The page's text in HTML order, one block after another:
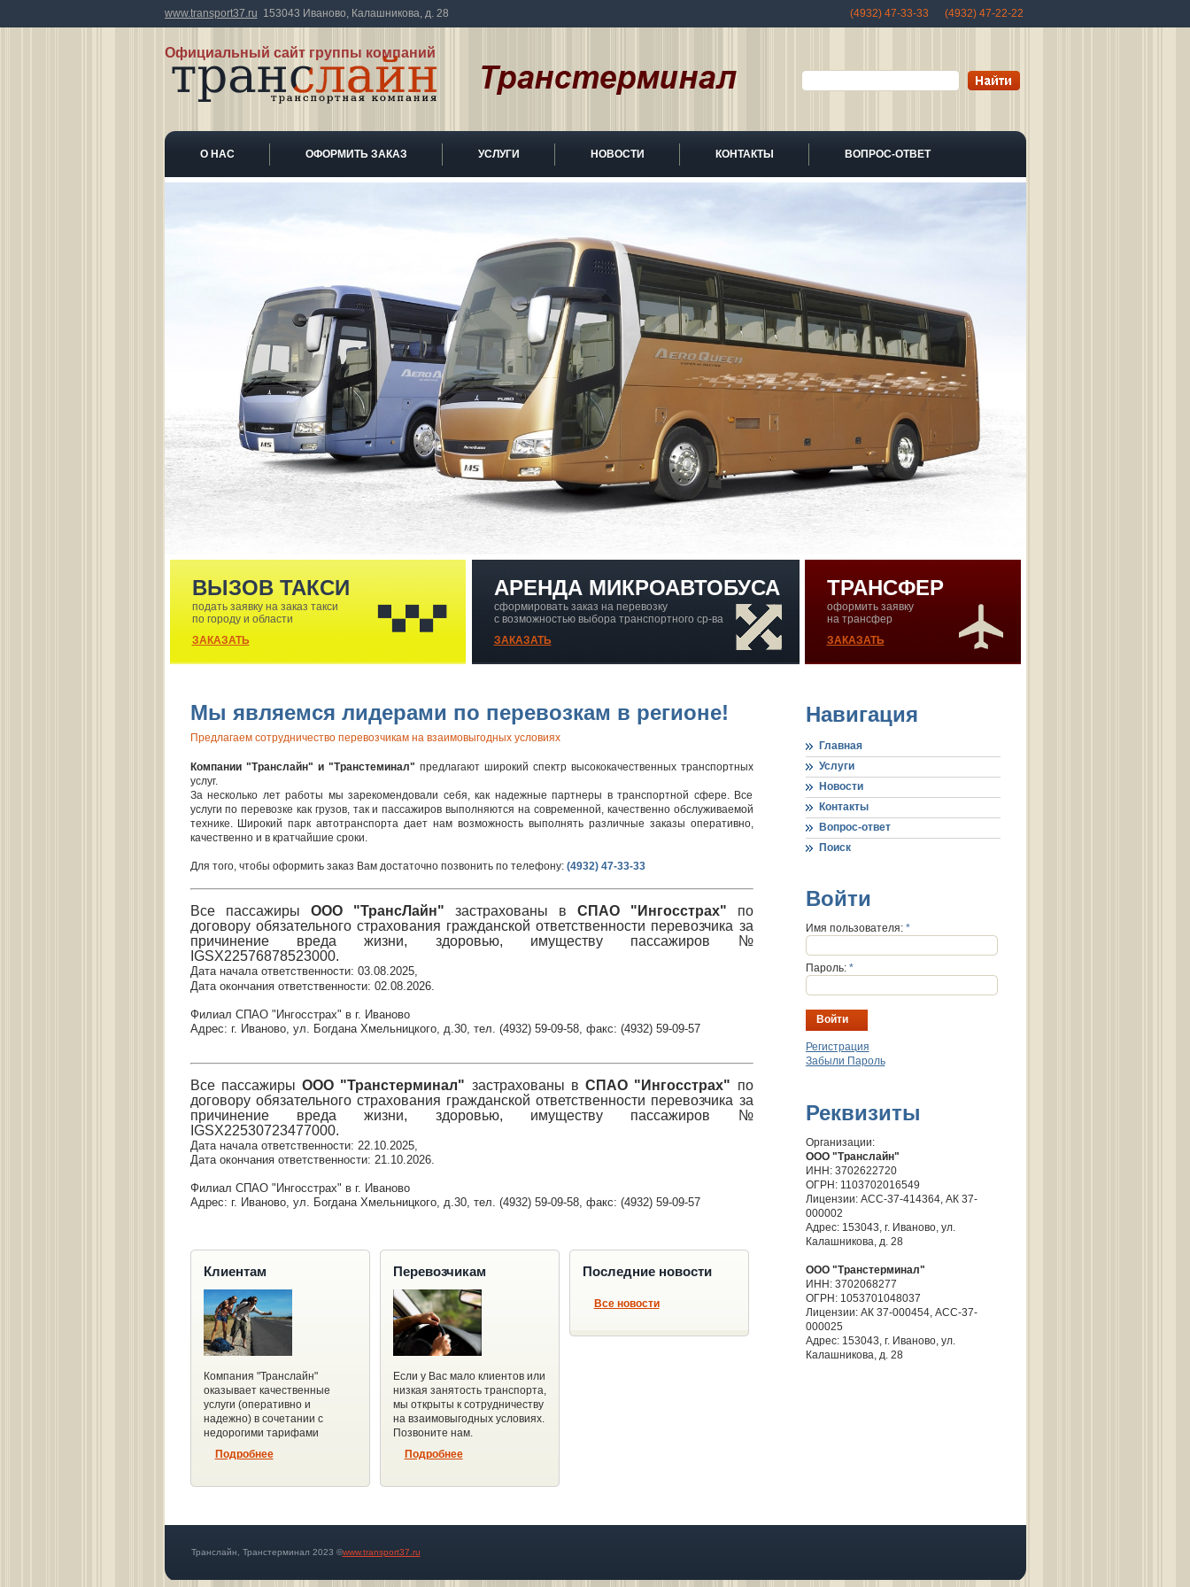
www.transport37.ru 153043 Иваново, Калашникова, д. 28 (4932) 47-33-33 (4932) 47-22-22
Официальный сайт группы компаний
О НАС ОФОРМИТЬ ЗАКАЗ УСЛУГИ НОВОСТИ КОНТАКТЫ ВОПРОС-ОТВЕТ
ВЫЗОВ ТАКСИ
подать заявку на заказ такси
по городу и области
ЗАКАЗАТЬ
АРЕНДА МИКРОАВТОБУСА
сформировать заказ на перевозку
с возможностью выбора транспортного ср-ва
ЗАКАЗАТЬ
ТРАНСФЕР
оформить заявку
на трансфер
ЗАКАЗАТЬ
Навигация
Главная
Услуги
Новости
Контакты
Вопрос-ответ
Поиск
Войти
Имя пользователя: *
Пароль: *
Регистрация
Забыли Пароль
Реквизиты
Организации:
ООО "Транслайн"
ИНН: 3702622720
ОГРН: 1103702016549
Лицензии: АСС-37-414364, АК 37-
000002
Адрес: 153043, г. Иваново, ул.
Калашникова, д. 28
ООО "Транстерминал"
ИНН: 3702068277
ОГРН: 1053701048037
Лицензии: АК 37-000454, ACC-37-
000025
Адрес: 153043, г. Иваново, ул.
Калашникова, д. 28
Мы являемся лидерами по перевозкам в регионе!
Предлагаем сотрудничество перевозчикам на взаимовыгодных условиях
Компании "Транслайн" и "Транстеминал" предлагают широкий спектр высококачественных транспортных
услуг.
За несколько лет работы мы зарекомендовали себя, как надежные партнеры в транспортной сфере. Все
услуги по перевозке как грузов, так и пассажиров выполняются на современной, качественно обслуживаемой
технике. Широкий парк автотранспорта дает нам возможность выполнять различные заказы оперативно,
качественно и в кратчайшие сроки.
Для того, чтобы оформить заказ Вам достаточно позвонить по телефону: (4932) 47-33-33
Все пассажиры ООО "ТрансЛайн" застрахованы в СПАО "Ингосстрах" по
договору обязательного страхования гражданской ответственности перевозчика за
причинение вреда жизни, здоровью, имуществу пассажиров №
IGSX22576878523000.
Дата начала ответственности: 03.08.2025,
Дата окончания ответственности: 02.08.2026.
Филиал СПАО "Ингосстрах" в г. Иваново
Адрес: г. Иваново, ул. Богдана Хмельницкого, д.30, тел. (4932) 59-09-58, факс: (4932) 59-09-57
Все пассажиры ООО "Транстерминал" застрахованы в СПАО "Ингосстрах" по
договору обязательного страхования гражданской ответственности перевозчика за
причинение вреда жизни, здоровью, имуществу пассажиров №
IGSX22530723477000.
Дата начала ответственности: 22.10.2025,
Дата окончания ответственности: 21.10.2026.
Филиал СПАО "Ингосстрах" в г. Иваново
Адрес: г. Иваново, ул. Богдана Хмельницкого, д.30, тел. (4932) 59-09-58, факс: (4932) 59-09-57
Клиентам
Компания "Транслайн"
оказывает качественные
услуги (оперативно и
надежно) в сочетании с
недорогими тарифами
Подробнее
Перевозчикам
Если у Вас мало клиентов или
низкая занятость транспорта,
мы открыты к сотрудничеству
на взаимовыгодных условиях.
Позвоните нам.
Подробнее
Последние новости
Все новости
Транслайн, Транстерминал 2023 ©www.transport37.ru